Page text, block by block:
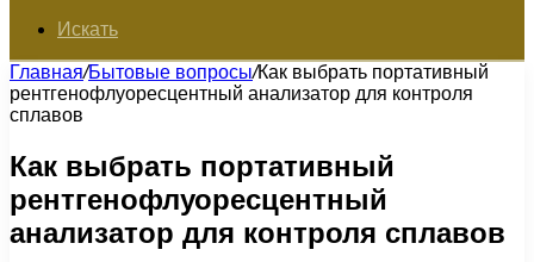
Искать
Главная/Бытовые вопросы/Как выбрать портативный
рентгенофлуоресцентный анализатор для контроля
сплавов
Как выбрать портативный
рентгенофлуоресцентный
анализатор для контроля сплавов